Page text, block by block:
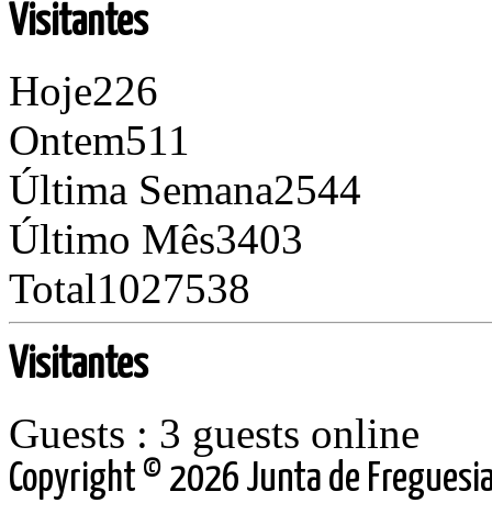
Visitantes
Hoje226
Ontem511
Última Semana2544
Último Mês3403
Total1027538
Visitantes
Guests : 3 guests online
Copyright © 2026 Junta de